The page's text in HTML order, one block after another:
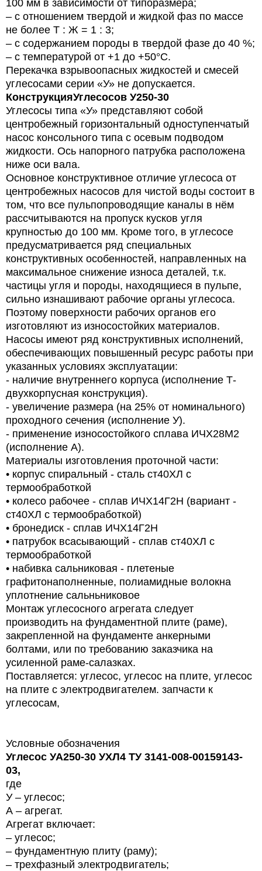
100 мм в зависимости от типоразмера;
– с отношением твердой и жидкой фаз по массе
не более Т : Ж = 1 : 3;
– с содержанием породы в твердой фазе до 40 %;
– с температурой от +1 до +50°С.
Перекачка взрывоопасных жидкостей и смесей
углесосами серии «У» не допускается.
КонструкцияУглесосов У250-30
Углесосы типа «У» представляют собой
центробежный горизонтальный одноступенчатый
насос консольного типа с осевым подводом
жидкости. Ось напорного патрубка расположена
ниже оси вала.
Основное конструктивное отличие углесоса от
центробежных насосов для чистой воды состоит в
том, что все пульпопроводящие каналы в нём
рассчитываются на пропуск кусков угля
крупностью до 100 мм. Кроме того, в углесосе
предусматривается ряд специальных
конструктивных особенностей, направленных на
максимальное снижение износа деталей, т.к.
частицы угля и породы, находящиеся в пульпе,
сильно изнашивают рабочие органы углесоса.
Поэтому поверхности рабочих органов его
изготовляют из износостойких материалов.
Насосы имеют ряд конструктивных исполнений,
обеспечивающих повышенный ресурс работы при
указанных условиях эксплуатации:
- наличие внутреннего корпуса (исполнение Т-
двухкорпусная конструкция).
- увеличение размера (на 25% от номинального)
проходного сечения (исполнение У).
- применение износостойкого сплава ИЧХ28М2
(исполнение А).
Материалы изготовления проточной части:
• корпус спиральный - сталь ст40ХЛ с
термообработкой
• колесо рабочее - сплав ИЧХ14Г2Н (вариант -
ст40ХЛ с термообработкой)
• бронедиск - сплав ИЧХ14Г2Н
• патрубок всасывающий - сплав ст40ХЛ с
термообработкой
• набивка сальниковая - плетеные
графитонаполненные, полиамидные волокна
уплотнение сальньниковое
Монтаж углесосного агрегата следует
производить на фундаментной плите (раме),
закрепленной на фундаменте анкерными
болтами, или по требованию заказчика на
усиленной раме-салазках.
Поставляется: углесос, углесос на плите, углесос
на плите с электродвигателем. запчасти к
углесосам,
Условные обозначения
Углесос УА250-30 УХЛ4 ТУ 3141-008-00159143-
03,
где
У – углесос;
А – агрегат.
Агрегат включает:
– углесос;
– фундаментную плиту (раму);
– трехфазный электродвигатель;